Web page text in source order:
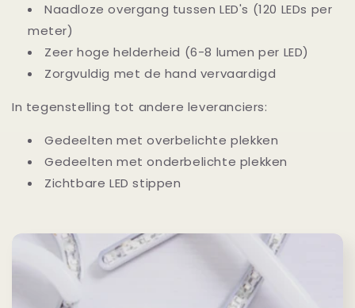
Naadloze overgang tussen LED's (120 LEDs per
meter)
Zeer hoge helderheid (6-8 lumen per LED)
Zorgvuldig met de hand vervaardigd
In tegenstelling tot andere leveranciers:
Gedeelten met overbelichte plekken
Gedeelten met onderbelichte plekken
Zichtbare LED stippen